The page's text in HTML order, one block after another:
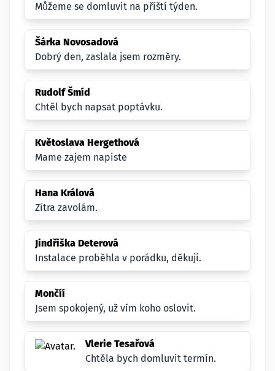
Můžeme se domluvit na příští týden.
Šárka Novosadová
Dobrý den, zaslala jsem rozměry.
Rudolf Šmíd
Chtěl bych napsat poptávku.
Květoslava Hergethová
Mame zajem napiste
Hana Králová
Zítra zavolám.
Jindřiška Deterová
Instalace proběhla v porádku, děkuji.
Mončíí
Jsem spokojený, už vím koho oslovit.
Vlerie Tesařová
Chtěla bych domluvit termín.